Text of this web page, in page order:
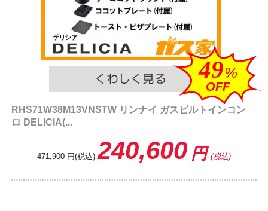
49%
OFF
RHS71W38M13VNSTW リンナイ ガスビルトインコン
ロ DELICIA(...
471,900 円(税込) 240,600 円 (税込)